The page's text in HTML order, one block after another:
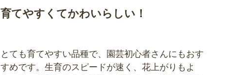
育てやすくてかわいらしい！
とても育てやすい品種で、園芸初心者さんにもおす
すめです。生育のスピードが速く、花上がりもよ